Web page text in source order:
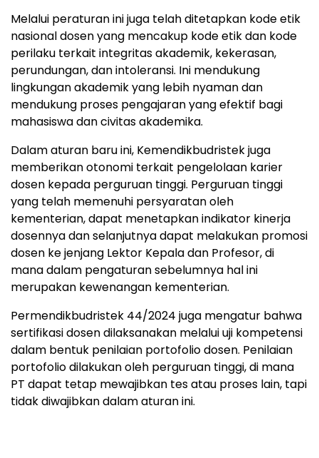
Melalui peraturan ini juga telah ditetapkan kode etik
nasional dosen yang mencakup kode etik dan kode
perilaku terkait integritas akademik, kekerasan,
perundungan, dan intoleransi. Ini mendukung
lingkungan akademik yang lebih nyaman dan
mendukung proses pengajaran yang efektif bagi
mahasiswa dan civitas akademika.
Dalam aturan baru ini, Kemendikbudristek juga
memberikan otonomi terkait pengelolaan karier
dosen kepada perguruan tinggi. Perguruan tinggi
yang telah memenuhi persyaratan oleh
kementerian, dapat menetapkan indikator kinerja
dosennya dan selanjutnya dapat melakukan promosi
dosen ke jenjang Lektor Kepala dan Profesor, di
mana dalam pengaturan sebelumnya hal ini
merupakan kewenangan kementerian.
Permendikbudristek 44/2024 juga mengatur bahwa
sertifikasi dosen dilaksanakan melalui uji kompetensi
dalam bentuk penilaian portofolio dosen. Penilaian
portofolio dilakukan oleh perguruan tinggi, di mana
PT dapat tetap mewajibkan tes atau proses lain, tapi
tidak diwajibkan dalam aturan ini.